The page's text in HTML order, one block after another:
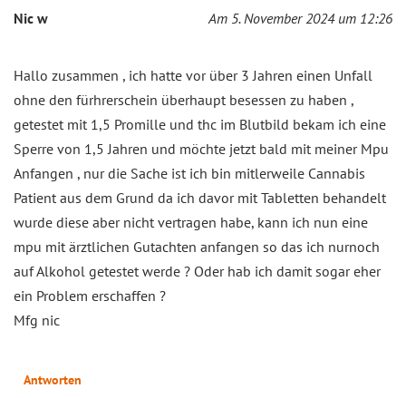
Nic w Am 5. November 2024 um 12:26
Hallo zusammen , ich hatte vor über 3 Jahren einen Unfall
ohne den fürhrerschein überhaupt besessen zu haben ,
getestet mit 1,5 Promille und thc im Blutbild bekam ich eine
Sperre von 1,5 Jahren und möchte jetzt bald mit meiner Mpu
Anfangen , nur die Sache ist ich bin mitlerweile Cannabis
Patient aus dem Grund da ich davor mit Tabletten behandelt
wurde diese aber nicht vertragen habe, kann ich nun eine
mpu mit ärztlichen Gutachten anfangen so das ich nurnoch
auf Alkohol getestet werde ? Oder hab ich damit sogar eher
ein Problem erschaffen ?
Mfg nic
Antworten